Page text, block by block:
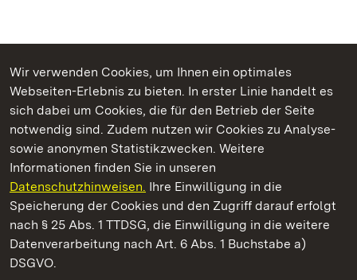
Wir verwenden Cookies, um Ihnen ein optimales
Webseiten-Erlebnis zu bieten. In erster Linie handelt es
sich dabei um Cookies, die für den Betrieb der Seite
notwendig sind. Zudem nutzen wir Cookies zu Analyse-
sowie anonymen Statistikzwecken. Weitere
Informationen finden Sie in unseren
Datenschutzhinweisen. Ihre Einwilligung in die
Speicherung der Cookies und den Zugriff darauf erfolgt
nach § 25 Abs. 1 TTDSG, die Einwilligung in die weitere
Datenverarbeitung nach Art. 6 Abs. 1 Buchstabe a)
DSGVO.
Kommen. Staunen. Genießen.
Residenzschloss Ludwigsburg
Staatliche Schlösser und Gärten Baden-Württemberg
Kontakt